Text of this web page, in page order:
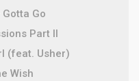
Gotta Go
Part II
(feat. Usher)
Wish